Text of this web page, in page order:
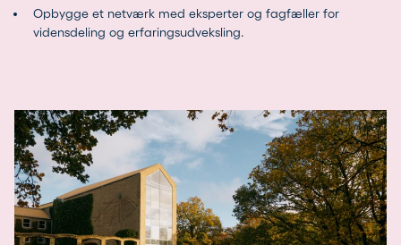
Opbygge et netværk med eksperter og fagfæller for
vidensdeling og erfaringsudveksling.